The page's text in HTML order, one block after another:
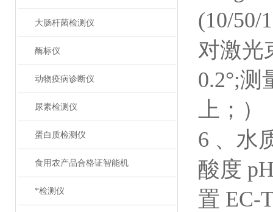
大肠杆菌检测仪
酶标仪
动物疫病诊断仪
尿素检测仪
蛋白质检测仪
食用农产品合格证智能机
*检测仪
(10/50/
对激光
0.2°;
上；）
6 、水
酸度
置 EC-